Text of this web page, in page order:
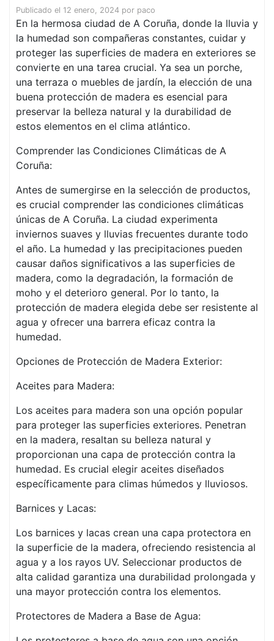
Publicado el 12 enero, 2024 por paco
En la hermosa ciudad de A Coruña, donde la lluvia y
la humedad son compañeras constantes, cuidar y
proteger las superficies de madera en exteriores se
convierte en una tarea crucial. Ya sea un porche,
una terraza o muebles de jardín, la elección de una
buena protección de madera es esencial para
preservar la belleza natural y la durabilidad de
estos elementos en el clima atlántico.
Comprender las Condiciones Climáticas de A
Coruña:
Antes de sumergirse en la selección de productos,
es crucial comprender las condiciones climáticas
únicas de A Coruña. La ciudad experimenta
inviernos suaves y lluvias frecuentes durante todo
el año. La humedad y las precipitaciones pueden
causar daños significativos a las superficies de
madera, como la degradación, la formación de
moho y el deterioro general. Por lo tanto, la
protección de madera elegida debe ser resistente al
agua y ofrecer una barrera eficaz contra la
humedad.
Opciones de Protección de Madera Exterior:
Aceites para Madera:
Los aceites para madera son una opción popular
para proteger las superficies exteriores. Penetran
en la madera, resaltan su belleza natural y
proporcionan una capa de protección contra la
humedad. Es crucial elegir aceites diseñados
específicamente para climas húmedos y lluviosos.
Barnices y Lacas:
Los barnices y lacas crean una capa protectora en
la superficie de la madera, ofreciendo resistencia al
agua y a los rayos UV. Seleccionar productos de
alta calidad garantiza una durabilidad prolongada y
una mayor protección contra los elementos.
Protectores de Madera a Base de Agua: